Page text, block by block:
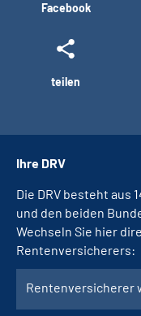
Facebook
teilen
Ihre DRV
Die DRV besteht aus
und den beiden
Wechseln Sie hier
Rentenversicherers:
Rentenversicherer